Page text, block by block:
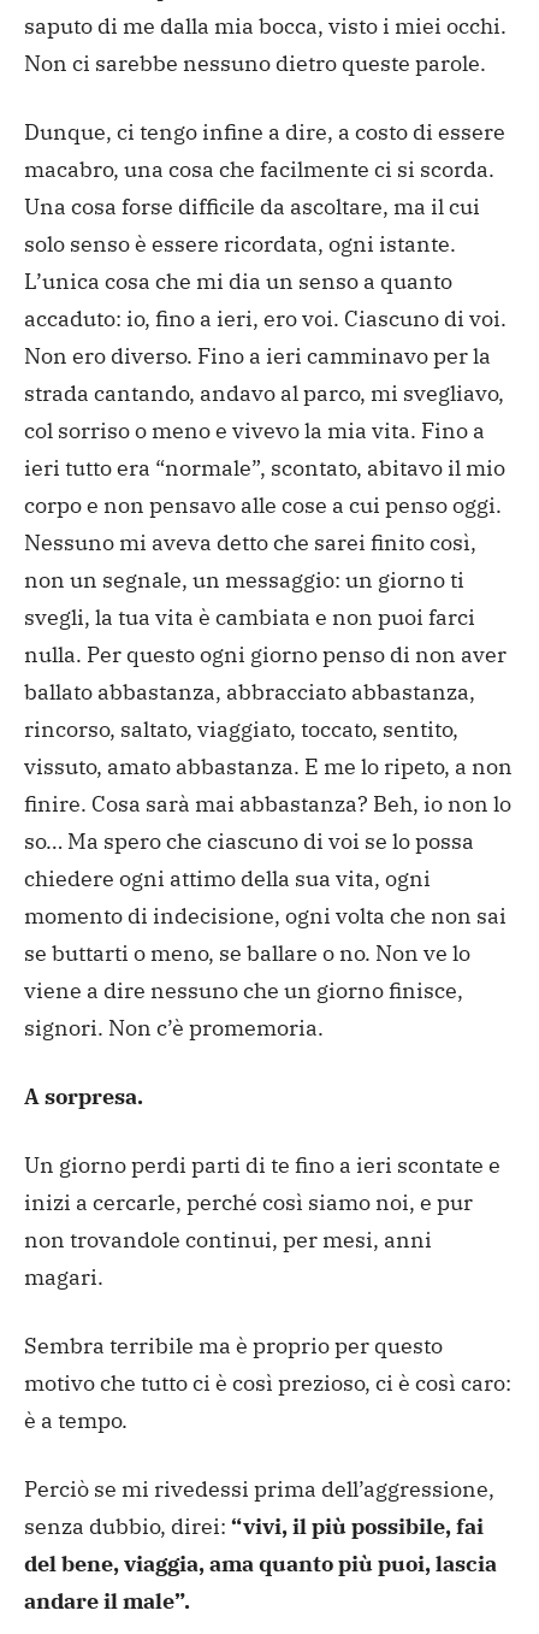
saputo di me dalla mia bocca, visto i miei occhi.
Non ci sarebbe nessuno dietro queste parole.
Dunque, ci tengo infine a dire, a costo di essere
macabro, una cosa che facilmente ci si scorda.
Una cosa forse difficile da ascoltare, ma il cui
solo senso è essere ricordata, ogni istante.
L’unica cosa che mi dia un senso a quanto
accaduto: io, fino a ieri, ero voi. Ciascuno di voi.
Non ero diverso. Fino a ieri camminavo per la
strada cantando, andavo al parco, mi svegliavo,
col sorriso o meno e vivevo la mia vita. Fino a
ieri tutto era “normale”, scontato, abitavo il mio
corpo e non pensavo alle cose a cui penso oggi.
Nessuno mi aveva detto che sarei finito così,
non un segnale, un messaggio: un giorno ti
svegli, la tua vita è cambiata e non puoi farci
nulla. Per questo ogni giorno penso di non aver
ballato abbastanza, abbracciato abbastanza,
rincorso, saltato, viaggiato, toccato, sentito,
vissuto, amato abbastanza. E me lo ripeto, a non
finire. Cosa sarà mai abbastanza? Beh, io non lo
so… Ma spero che ciascuno di voi se lo possa
chiedere ogni attimo della sua vita, ogni
momento di indecisione, ogni volta che non sai
se buttarti o meno, se ballare o no. Non ve lo
viene a dire nessuno che un giorno finisce,
signori. Non c’è promemoria.
A sorpresa.
Un giorno perdi parti di te fino a ieri scontate e
inizi a cercarle, perché così siamo noi, e pur
non trovandole continui, per mesi, anni
magari.
Sembra terribile ma è proprio per questo
motivo che tutto ci è così prezioso, ci è così caro:
è a tempo.
Perciò se mi rivedessi prima dell’aggressione,
senza dubbio, direi: “vivi, il più possibile, fai
del bene, viaggia, ama quanto più puoi, lascia
andare il male”.